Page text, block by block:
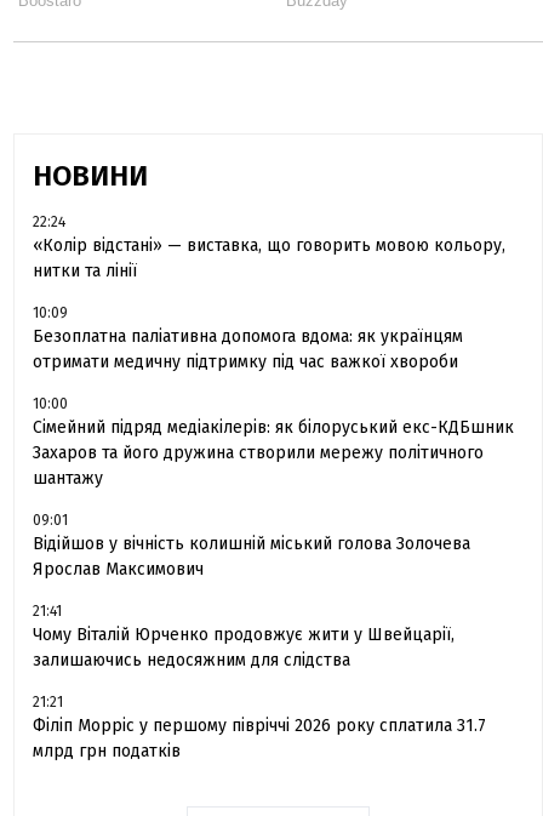
НОВИНИ
22:24
«Колір відстані» — виставка, що говорить мовою кольору,
нитки та лінії
10:09
Безоплатна паліативна допомога вдома: як українцям
отримати медичну підтримку під час важкої хвороби
10:00
Сімейний підряд медіакілерів: як білоруський екс-КДБшник
Захаров та його дружина створили мережу політичного
шантажу
09:01
Відійшов у вічність колишній міський голова Золочева
Ярослав Максимович
21:41
Чому Віталій Юрченко продовжує жити у Швейцарії,
залишаючись недосяжним для слідства
21:21
Філіп Морріс у першому півріччі 2026 року сплатила 31.7
млрд грн податків